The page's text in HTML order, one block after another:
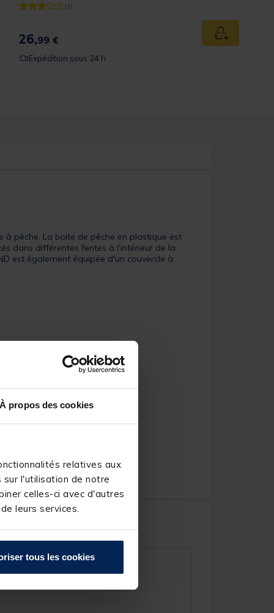
À propos des cookies
relatives aux
l'utilisation de notre
celles-ci avec d'autres
leurs services.
tous les cookies
[object Object] out of 5 Customer Rating
(1)
26,99 € Ajouter au
Expédition sous 24 h
pêche. La boite de pêche en plastique est
dans différentes fentes à l'intérieur de la
est également équipée d'un couvercle à